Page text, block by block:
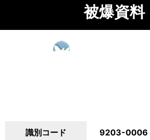
被爆資料
識別コード 9203-0006